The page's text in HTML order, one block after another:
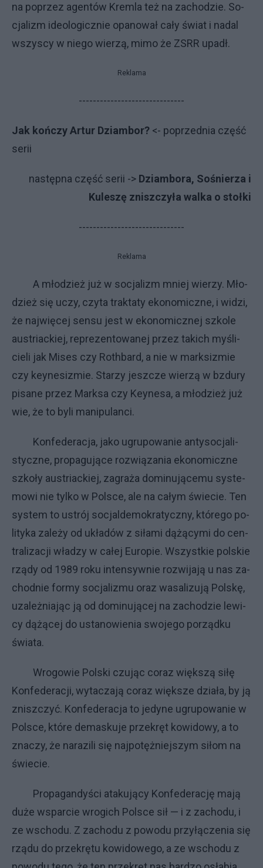
na po­przez agen­tów Krem­la też na za­cho­dzie. So­
cja­li­zm ide­olo­gicz­nie opa­no­wał ca­ły świat i na­dal
wszy­scy w nie­go wie­rzą, mi­mo że ZSRR upa­dł.
Reklama
------------------------------
Jak kończy Artur Dziambor? <- po­przed­nia część
serii
na­stęp­na część serii -> Dziambora, Sośnierza i
Kuleszę zniszczyła walka o stołki
------------------------------
Reklama
A mło­dzież już w so­cja­li­zm mniej wie­rzy. Mło­
dzież się uczy, czy­ta trak­ta­ty eko­no­micz­ne, i wi­dzi,
że naj­wię­cej sen­su je­st w eko­no­micz­nej szko­le
au­striac­kiej, re­pre­zen­to­wa­nej przez ta­ki­ch my­śli­
cie­li jak Mi­ses czy Ro­th­bard, a nie w mark­si­zmie
czy key­ne­si­zmie. Sta­rzy jesz­cze wie­rzą w bzdu­ry
pi­sa­ne przez Mark­sa czy Key­ne­sa, a mło­dzież już
wie, że to by­li ma­ni­pu­lan­ci.
Kon­fe­de­ra­cja, ja­ko ugru­po­wa­nie an­ty­so­cja­li­
stycz­ne, pro­pa­gu­ją­ce roz­wią­za­nia eko­no­micz­ne
szko­ły au­striac­kiej, za­gra­ża do­mi­nu­ją­ce­mu sys­te­
mo­wi nie tyl­ko w Pol­sce, ale na ca­łym świe­cie. Ten
sys­tem to ustrój so­cjal­de­mo­kra­tycz­ny, któ­re­go po­
li­ty­ka za­le­ży od ukła­dów z si­ła­mi dą­żą­cy­mi do cen­
tra­li­za­cji wła­dzy w ca­łej Eu­ro­pie. Wszyst­kie pol­skie
rzą­dy od 1989 ro­ku in­ten­syw­nie roz­wi­ja­ją u nas za­
chod­nie for­my so­cja­li­zmu oraz wa­sa­li­zu­ją Pol­skę,
uza­leż­nia­jąc ją od do­mi­nu­ją­cej na za­cho­dzie le­wi­
cy dą­żą­cej do usta­no­wie­nia swo­je­go po­rząd­ku
świa­ta.
Wro­go­wie Pol­ski czu­jąc co­raz więk­szą si­łę
Kon­fe­de­ra­cji, wy­ta­cza­ją co­raz więk­sze dzia­ła, by ją
znisz­czyć. Kon­fe­de­ra­cja to je­dy­ne ugru­po­wa­nie w
Pol­sce, któ­re de­ma­sku­je prze­kręt ko­wi­do­wy, a to
zna­czy, że na­ra­zi­li się naj­po­tęż­niej­szym si­łom na
świe­cie.
Pro­pa­gan­dy­ści ata­ku­ją­cy Kon­fe­de­ra­cję ma­ją
du­że wspar­cie wro­gi­ch Pol­sce sił — i z za­cho­du, i
ze wscho­du. Z za­cho­du z po­wo­du przy­łą­cze­nia się
rządu do prze­krę­tu ko­wi­do­we­go, a ze wscho­du z